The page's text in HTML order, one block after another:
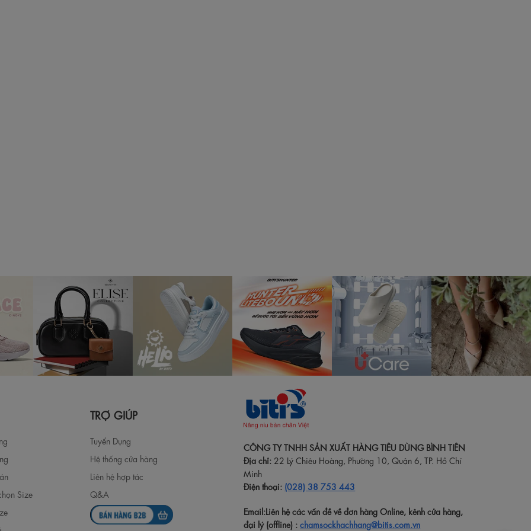
của màu bạc. Có thể dùng bàn chải mềm để vệ sinh phần đế IP.
nắng mặt trời trực tiếp để bảo vệ chất liệu Si PU.
hoặc nguồn nhiệt cao.
thương hiệu quốc dân Biti's.
được kiểm tra sản phẩm trước khi thanh toán cho bé.
còn nguyên tem mác và chưa qua sử dụng.
Size
TRỢ GIÚP
Tuyển Dụng
Hệ thống cửa hàng
Liên hệ hợp tác
Q&A
CÔNG TY TNHH SẢN XUẤT HÀNG TIÊU DÙNG BÌNH TIÊN
Địa chỉ: 22 Lý Chiêu Hoàng, Phường 10, Quận 6, TP. Hồ Chí
Minh
Điện thoại: (028) 38 753 443
Email:Liên hệ các vấn đề về đơn hàng Online, kênh cửa hàng,
đại lý (offline) : chamsockhachhang@bitis.com.vn